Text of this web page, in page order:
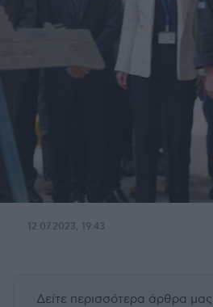
12.07.2023, 19:43
Δείτε περισσότερα άρθρα μας